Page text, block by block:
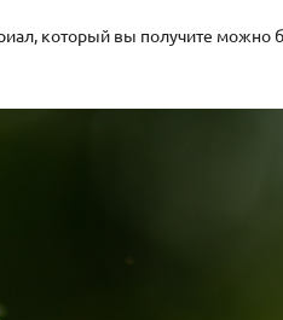
который вы получите можно